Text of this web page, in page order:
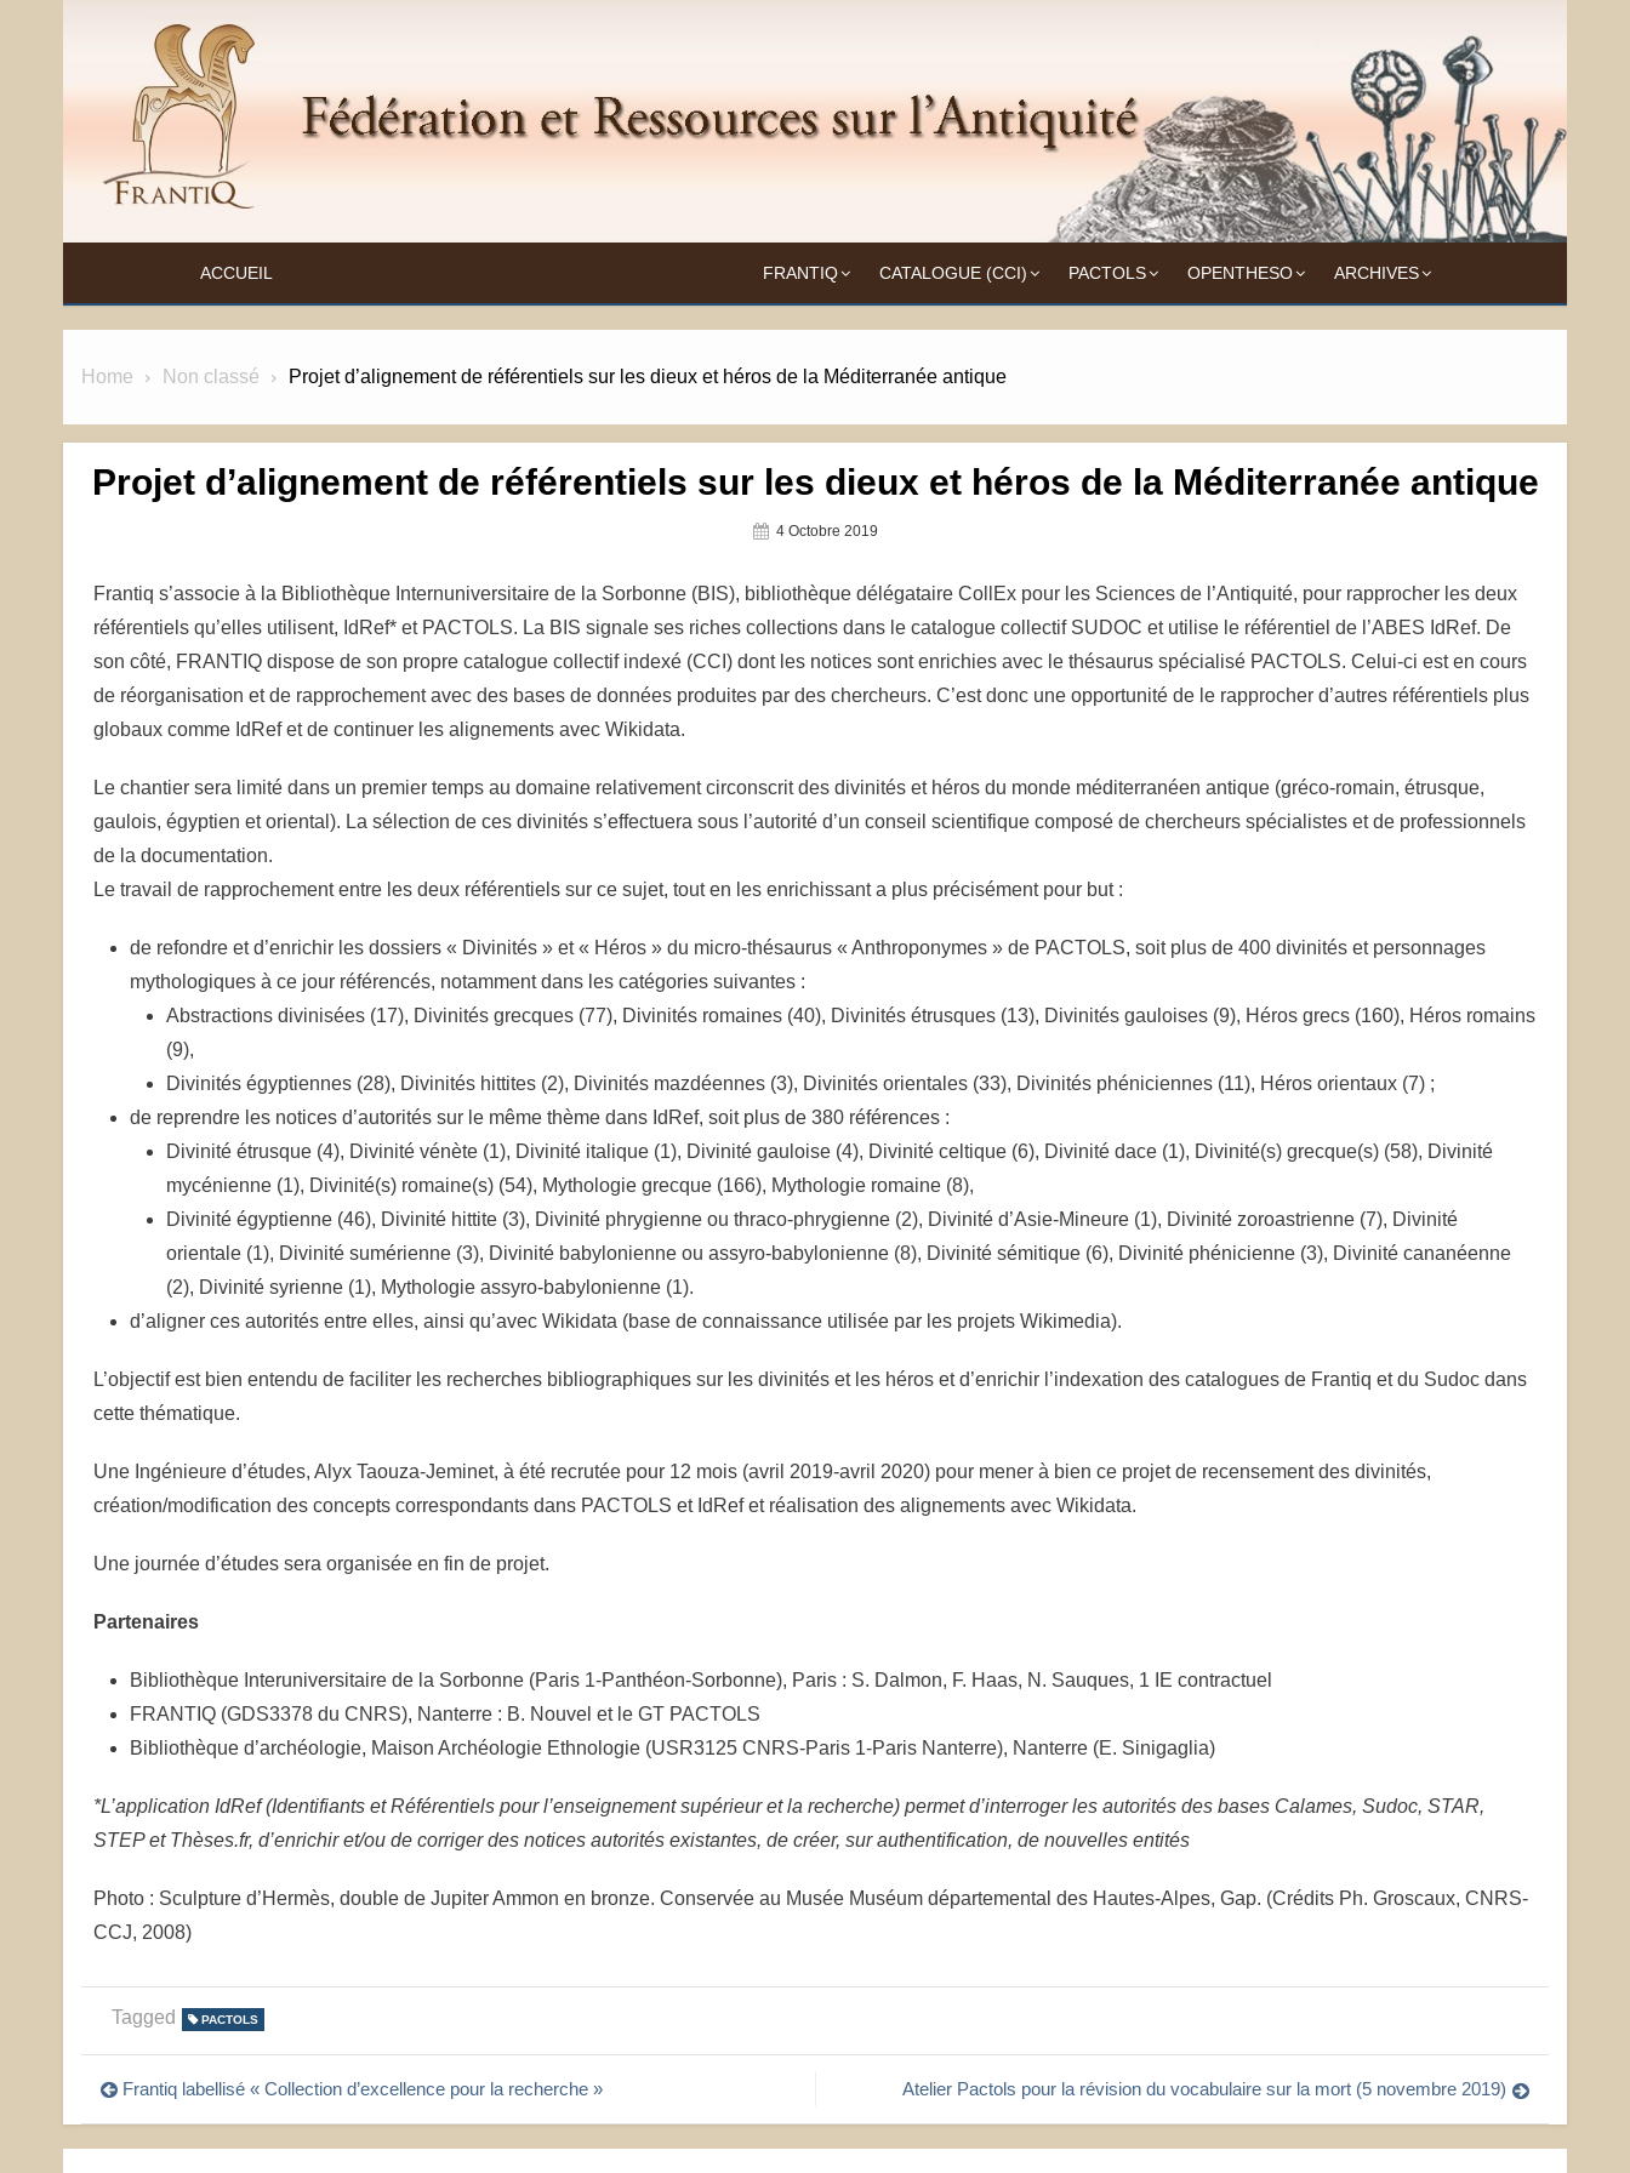
Frantiq
FÉDÉRATION ET RESSOURCES SUR L'ANTIQUITÉ
ACCUEIL FRANTIQ CATALOGUE (CCI) PACTOLS OPENTHESO ARCHIVES
Home Non classé Projet d’alignement de référentiels sur les dieux et héros de la Méditerranée antique
Projet d’alignement de référentiels sur les dieux et héros de la Méditerranée antique
Posted
4 Octobre 2019
Frantiq s’associe à la Bibliothèque Internuniversitaire de la Sorbonne (BIS), bibliothèque délégataire CollEx pour les Sciences de l’Antiquité, pour rapprocher les deux
référentiels qu’elles utilisent, IdRef* et PACTOLS. La BIS signale ses riches collections dans le catalogue collectif SUDOC et utilise le référentiel de l’ABES IdRef. De
son côté, FRANTIQ dispose de son propre catalogue collectif indexé (CCI) dont les notices sont enrichies avec le thésaurus spécialisé PACTOLS. Celui-ci est en cours
de réorganisation et de rapprochement avec des bases de données produites par des chercheurs. C’est donc une opportunité de le rapprocher d’autres référentiels plus
globaux comme IdRef et de continuer les alignements avec Wikidata.
Le chantier sera limité dans un premier temps au domaine relativement circonscrit des divinités et héros du monde méditerranéen antique (gréco-romain, étrusque,
gaulois, égyptien et oriental). La sélection de ces divinités s’effectuera sous l’autorité d’un conseil scientifique composé de chercheurs spécialistes et de professionnels
de la documentation.
Le travail de rapprochement entre les deux référentiels sur ce sujet, tout en les enrichissant a plus précisément pour but :
de refondre et d’enrichir les dossiers « Divinités » et « Héros » du micro-thésaurus « Anthroponymes » de PACTOLS, soit plus de 400 divinités et personnages
mythologiques à ce jour référencés, notamment dans les catégories suivantes :
Abstractions divinisées (17), Divinités grecques (77), Divinités romaines (40), Divinités étrusques (13), Divinités gauloises (9), Héros grecs (160), Héros romains
(9),
Divinités égyptiennes (28), Divinités hittites (2), Divinités mazdéennes (3), Divinités orientales (33), Divinités phéniciennes (11), Héros orientaux (7) ;
de reprendre les notices d’autorités sur le même thème dans IdRef, soit plus de 380 références :
Divinité étrusque (4), Divinité vénète (1), Divinité italique (1), Divinité gauloise (4), Divinité celtique (6), Divinité dace (1), Divinité(s) grecque(s) (58), Divinité
mycénienne (1), Divinité(s) romaine(s) (54), Mythologie grecque (166), Mythologie romaine (8),
Divinité égyptienne (46), Divinité hittite (3), Divinité phrygienne ou thraco-phrygienne (2), Divinité d’Asie-Mineure (1), Divinité zoroastrienne (7), Divinité
orientale (1), Divinité sumérienne (3), Divinité babylonienne ou assyro-babylonienne (8), Divinité sémitique (6), Divinité phénicienne (3), Divinité cananéenne
(2), Divinité syrienne (1), Mythologie assyro-babylonienne (1).
d’aligner ces autorités entre elles, ainsi qu’avec Wikidata (base de connaissance utilisée par les projets Wikimedia).
L’objectif est bien entendu de faciliter les recherches bibliographiques sur les divinités et les héros et d’enrichir l’indexation des catalogues de Frantiq et du Sudoc dans
cette thématique.
Une Ingénieure d’études, Alyx Taouza-Jeminet, à été recrutée pour 12 mois (avril 2019-avril 2020) pour mener à bien ce projet de recensement des divinités,
création/modification des concepts correspondants dans PACTOLS et IdRef et réalisation des alignements avec Wikidata.
Une journée d’études sera organisée en fin de projet.
Partenaires
Bibliothèque Interuniversitaire de la Sorbonne (Paris 1-Panthéon-Sorbonne), Paris : S. Dalmon, F. Haas, N. Sauques, 1 IE contractuel
FRANTIQ (GDS3378 du CNRS), Nanterre : B. Nouvel et le GT PACTOLS
Bibliothèque d’archéologie, Maison Archéologie Ethnologie (USR3125 CNRS-Paris 1-Paris Nanterre), Nanterre (E. Sinigaglia)
*L’application IdRef (Identifiants et Référentiels pour l’enseignement supérieur et la recherche) permet d’interroger les autorités des bases Calames, Sudoc, STAR,
STEP et Thèses.fr, d’enrichir et/ou de corriger des notices autorités existantes, de créer, sur authentification, de nouvelles entités
Photo : Sculpture d’Hermès, double de Jupiter Ammon en bronze. Conservée au Musée Muséum départemental des Hautes-Alpes, Gap. (Crédits Ph. Groscaux, CNRS-
CCJ, 2008)
Tagged PACTOLS
Navigation
de
l’article
Frantiq labellisé « Collection d’excellence pour la recherche » Atelier Pactols pour la révision du vocabulaire sur la mort (5 novembre 2019)